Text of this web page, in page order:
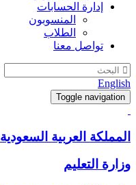
إدارة الحسابات
المنسوبون
الطلاب
تواصل معنا
English
Toggle navigation
المملكة العربية السعودية
وزارة التعليم